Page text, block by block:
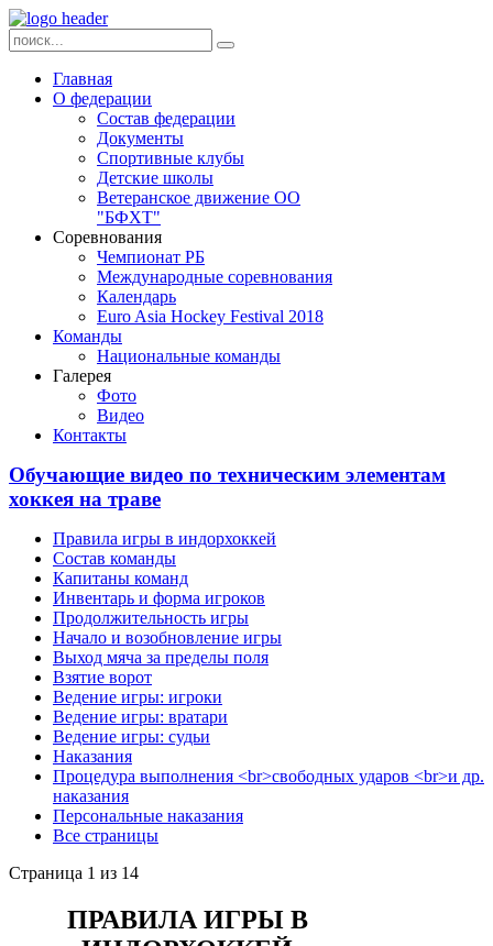
Главная
О федерации
Состав федерации
Документы
Спортивные клубы
Детские школы
Ветеранское движение ОО
"БФХТ"
Соревнования
Чемпионат РБ
Международные соревнования
Календарь
Euro Asia Hockey Festival 2018
Команды
Национальные команды
Галерея
Фото
Видео
Контакты
Обучающие видео по техническим элементам
хоккея на траве
Правила игры в индорхоккей
Состав команды
Капитаны команд
Инвентарь и форма игроков
Продолжительность игры
Начало и возобновление игры
Выход мяча за пределы поля
Взятие ворот
Ведение игры: игроки
Ведение игры: вратари
Ведение игры: судьи
Наказания
Процедура выполнения <br>свободных ударов <br>и др.
наказания
Персональные наказания
Все страницы
Страница 1 из 14
ПРАВИЛА ИГРЫ В